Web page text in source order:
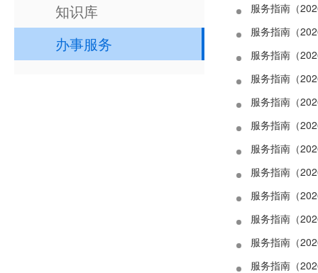
知识库
办事服务
服务指南（
服务指南（
服务指南（
服务指南（
服务指南（
服务指南（
服务指南（
服务指南（
服务指南（
服务指南（
服务指南（
服务指南（